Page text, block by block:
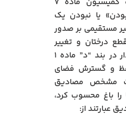
یا نبودن یک
مستقیمی بر صدور
درختان و تغییر
کاربری ملک دارد. قانون‌گذار در بند “د” ماده ۱
و گسترش فضای
مشخص مصادیق
را باغ محسوب کرد،
عبارتند از: